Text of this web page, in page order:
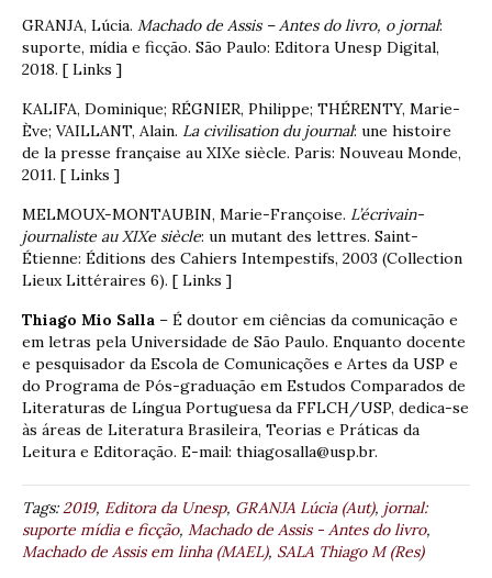
GRANJA, Lúcia. Machado de Assis – Antes do livro, o jornal:
suporte, mídia e ficção. São Paulo: Editora Unesp Digital,
2018. [ Links ]
KALIFA, Dominique; RÉGNIER, Philippe; THÉRENTY, Marie-
Ève; VAILLANT, Alain. La civilisation du journal: une histoire
de la presse française au XIXe siècle. Paris: Nouveau Monde,
2011. [ Links ]
MELMOUX-MONTAUBIN, Marie-Françoise. L’écrivain-
journaliste au XIXe siècle: un mutant des lettres. Saint-
Étienne: Éditions des Cahiers Intempestifs, 2003 (Collection
Lieux Littéraires 6). [ Links ]
Thiago Mio Salla – É doutor em ciências da comunicação e
em letras pela Universidade de São Paulo. Enquanto docente
e pesquisador da Escola de Comunicações e Artes da USP e
do Programa de Pós-graduação em Estudos Comparados de
Literaturas de Língua Portuguesa da FFLCH/USP, dedica-se
às áreas de Literatura Brasileira, Teorias e Práticas da
Leitura e Editoração. E-mail: thiagosalla@usp.br.
Tags:2019, Editora da Unesp, GRANJA Lúcia (Aut), jornal:
suporte mídia e ficção, Machado de Assis - Antes do livro,
Machado de Assis em linha (MAEL), SALA Thiago M (Res)